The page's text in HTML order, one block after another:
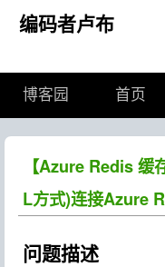
编码者卢布
博客园 首页
【Azure Redis
L方式)连接Azure
问题描述